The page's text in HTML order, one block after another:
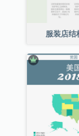
服装店结